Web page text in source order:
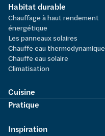
Habitat durable
Chauffage à haut rendement
énergétique
Les panneaux solaires
Chauffe eau thermodynamique
Chauffe eau solaire
Climatisation
Cuisine
Pratique
Inspiration